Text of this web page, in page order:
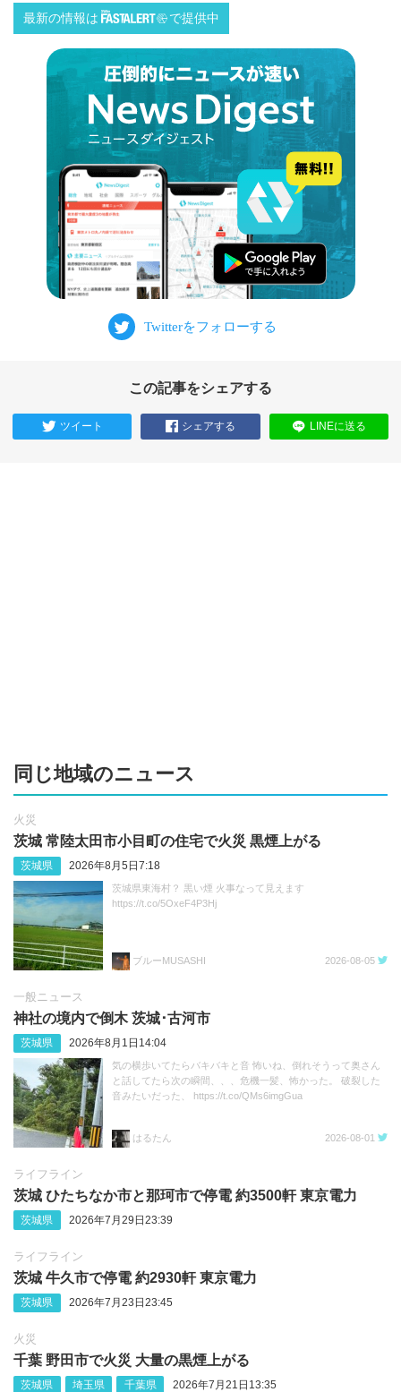
最新の情報は で提供中
この記事をシェアする
ツイート シェアする LINEに送る
同じ地域のニュース
火災
茨城 常陸太田市小目町の住宅で火災 黒煙上がる
茨城県 2026年8月5日7:18
茨城県東海村？ 黒い煙 火事なって見えます
https://t.co/5OxeF4P3Hj
ブルーMUSASHI 2026-08-05
一般ニュース
神社の境内で倒木 茨城･古河市
茨城県 2026年8月1日14:04
気の横歩いてたらバキバキと音 怖いね、倒れそうって奥さん
と話してたら次の瞬間、、、危機一髪、怖かった。 破裂した
音みたいだった、 https://t.co/QMs6imgGua
はるたん 2026-08-01
ライフライン
茨城 ひたちなか市と那珂市で停電 約3500軒 東京電力
茨城県 2026年7月29日23:39
ライフライン
茨城 牛久市で停電 約2930軒 東京電力
茨城県 2026年7月23日23:45
火災
千葉 野田市で火災 大量の黒煙上がる
茨城県 埼玉県 千葉県 2026年7月21日13:35